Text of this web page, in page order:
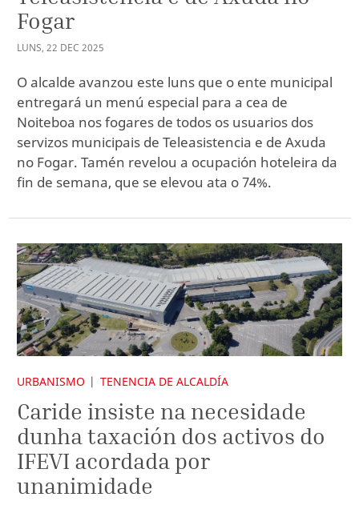
Fogar
LUNS, 22 DEC 2025
O alcalde avanzou este luns que o ente municipal
entregará un menú especial para a cea de
Noiteboa nos fogares de todos os usuarios dos
servizos municipais de Teleasistencia e de Axuda
no Fogar. Tamén revelou a ocupación hoteleira da
fin de semana, que se elevou ata o 74%.
URBANISMO TENENCIA DE ALCALDÍA
Caride insiste na necesidade
dunha taxación dos activos do
IFEVI acordada por
unanimidade